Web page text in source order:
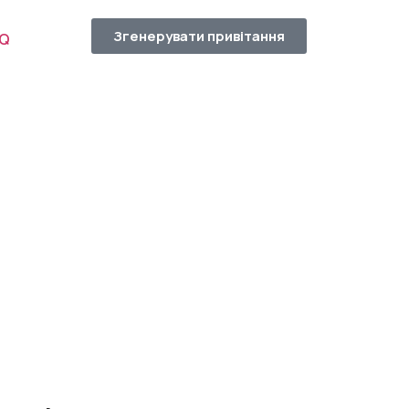
Згенерувати привітання